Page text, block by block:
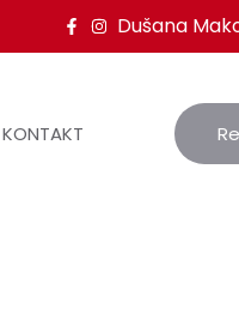
Dušana
KONTAKT